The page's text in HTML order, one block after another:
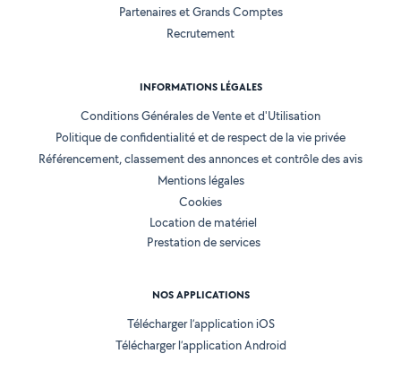
Partenaires et Grands Comptes
Recrutement
INFORMATIONS LÉGALES
Conditions Générales de Vente et d'Utilisation
Politique de confidentialité et de respect de la vie privée
Référencement, classement des annonces et contrôle des avis
Mentions légales
Cookies
Location de matériel
Prestation de services
NOS APPLICATIONS
Télécharger l’application iOS
Télécharger l’application Android